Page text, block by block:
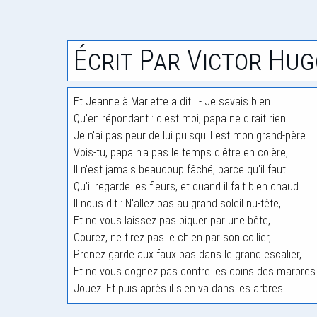
Écrit Par Victor
Et Jeanne à Mariette a dit : - Je savais bien
Qu'en répondant : c'est moi, papa ne dirait rien.
Je n'ai pas peur de lui puisqu'il est mon grand-père.
Vois-tu, papa n'a pas le temps d'être en colère,
Il n'est jamais beaucoup fâché, parce qu'il faut
Qu'il regarde les fleurs, et quand il fait bien chaud
Il nous dit : N'allez pas au grand soleil nu-tête,
Et ne vous laissez pas piquer par une bête,
Courez, ne tirez pas le chien par son collier,
Prenez garde aux faux pas dans le grand escalier,
Et ne vous cognez pas contre les coins des marbres.
Jouez. Et puis après il s'en va dans les arbres.